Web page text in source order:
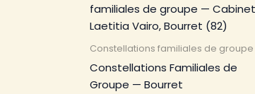
Constellations familiales de groupe
Constellations Familiales de
Groupe — Bourret
prix :
30,00 €
50,00 €
produit
a
Les